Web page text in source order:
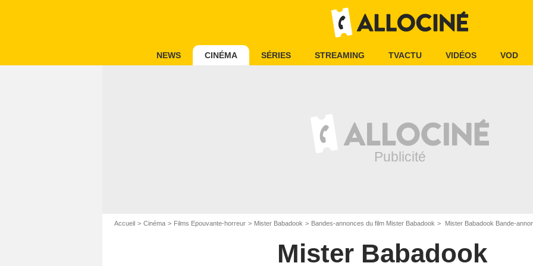
NEWS CINÉMA SÉRIES STREAMING TVACTU VIDÉOS VOD
Accueil Cinéma Films Epouvante-horreur Mister Babadook Bandes-annonces du film Mister Babadook Mister Babadook Bande-
Mister Babadook